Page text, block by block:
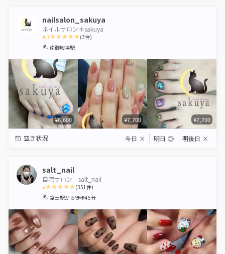
nailsalon_sakuya
ネイルサロン＊sakuya
4.7
1 2 3 4 5
(3件)
南御殿場駅
¥6,600 ¥7,700 ¥7,700
空き状況 今日 × 明日 ◎ 明後日 ×
salt_nail
自宅サロン salt_nail
5
1 2 3 4 5
(351件)
富士駅から徒歩45分